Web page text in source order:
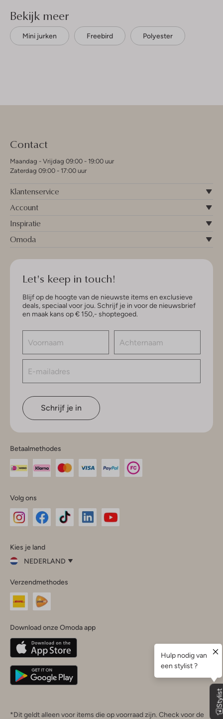
Bekijk meer
Mini jurken Freebird Polyester
Contact
Maandag - Vrijdag 09:00 - 19:00 uur
Zaterdag 09:00 - 17:00 uur
Klantenservice
Account
Inspiratie
Omoda
Let's keep in touch!
Blijf op de hoogte van de nieuwste items en exclusieve
deals, speciaal voor jou. Schrijf je in voor de nieuwsbrief
en maak kans op € 150,- shoptegoed.
Schrijf je in
Betaalmethodes
Volg ons
InstagramFacebook
Kies je land
NEDERLAND
je
land
Nederland
Belgique(Français)
Deutschland
Verzendmethodes
Download onze Omoda app
*Dit geldt alleen voor items die op voorraad zijn. Check voor de